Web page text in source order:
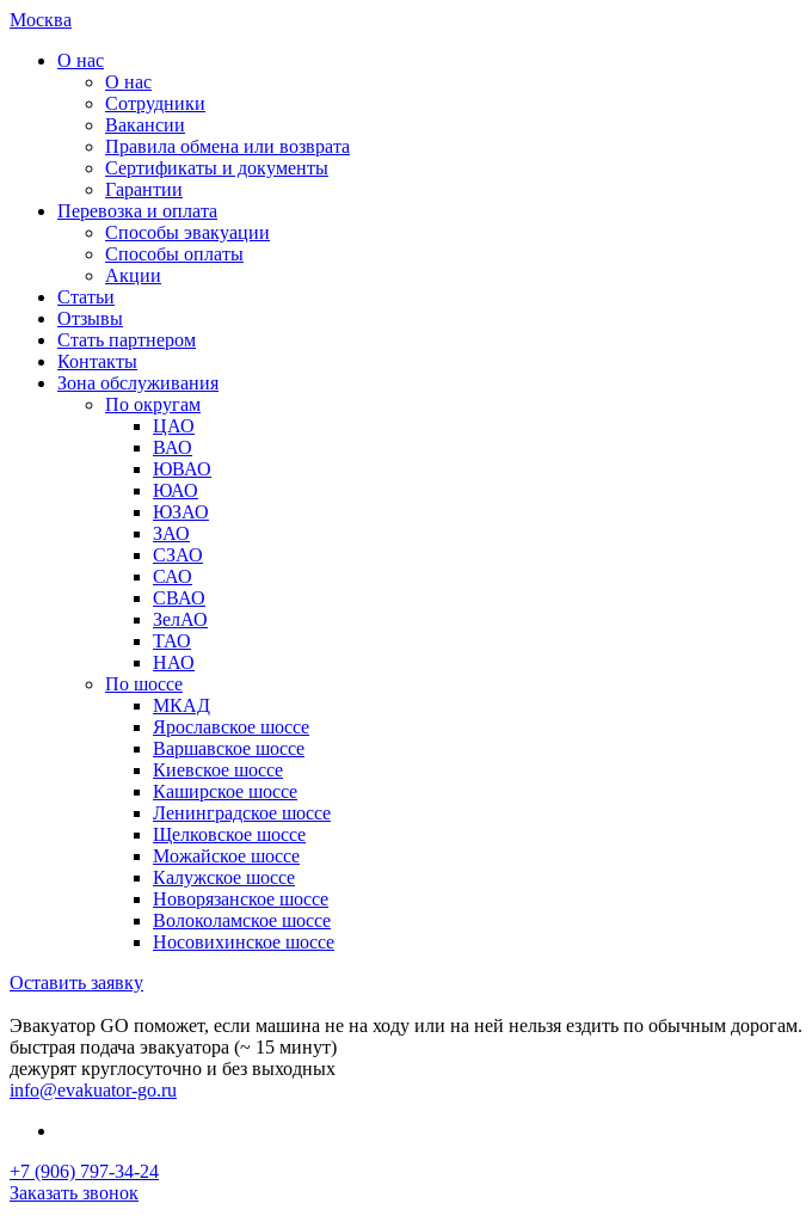
Москва
О нас
О нас
Сотрудники
Вакансии
Правила обмена или возврата
Сертификаты и документы
Гарантии
Перевозка и оплата
Способы эвакуации
Способы оплаты
Акции
Статьи
Отзывы
Стать партнером
Контакты
Зона обслуживания
По округам
ЦАО
ВАО
ЮВАО
ЮАО
ЮЗАО
ЗАО
СЗАО
САО
СВАО
ЗелАО
ТАО
НАО
По шоссе
МКАД
Ярославское шоссе
Варшавское шоссе
Киевское шоссе
Каширское шоссе
Ленинградское шоссе
Щелковское шоссе
Можайское шоссе
Калужское шоссе
Новорязанское шоссе
Волоколамское шоссе
Носовихинское шоссе
Оставить заявку
Эвакуатор GO поможет, если машина не на ходу или на ней нельзя ездить по обычным дорогам.
быстрая подача эвакуатора (~ 15 минут)
дежурят круглосуточно и без выходных
info@evakuator-go.ru
+7 (906) 797-34-24
Заказать звонок